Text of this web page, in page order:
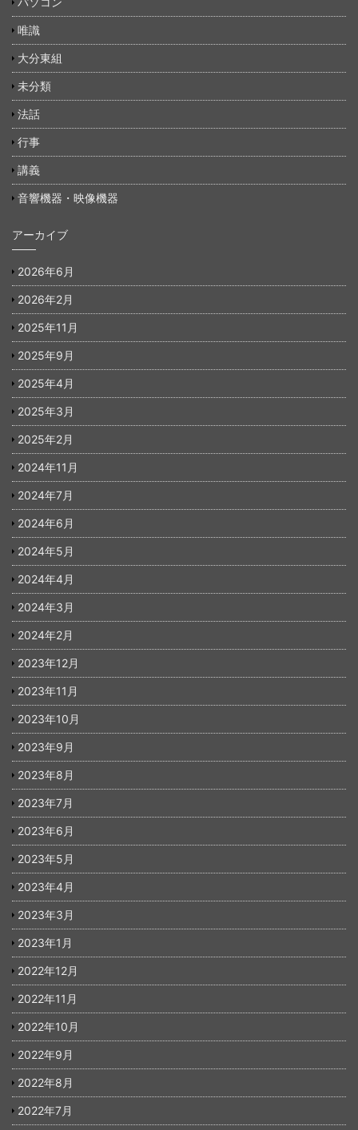
唯識
大分東組
未分類
法話
行事
講義
音響機器・映像機器
アーカイブ
2026年6月
2026年2月
2025年11月
2025年9月
2025年4月
2025年3月
2025年2月
2024年11月
2024年7月
2024年6月
2024年5月
2024年4月
2024年3月
2024年2月
2023年12月
2023年11月
2023年10月
2023年9月
2023年8月
2023年7月
2023年6月
2023年5月
2023年4月
2023年3月
2023年1月
2022年12月
2022年11月
2022年10月
2022年9月
2022年8月
2022年7月